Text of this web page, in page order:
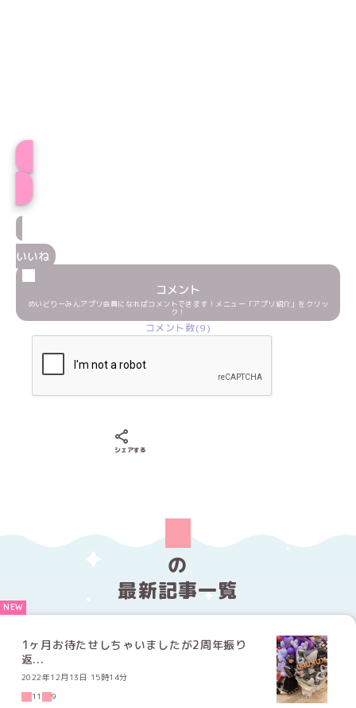
いいね
コメント
めいどりーみんアプリ会員になればコメントできます！メニュー「アプリ紹介」をクリッ
ク！
コメント数(9)
シェアする
の
最新記事一覧
1ヶ月お待たせしちゃいましたが2周年振り
返...
2022年12月13日 15時14分
11
9